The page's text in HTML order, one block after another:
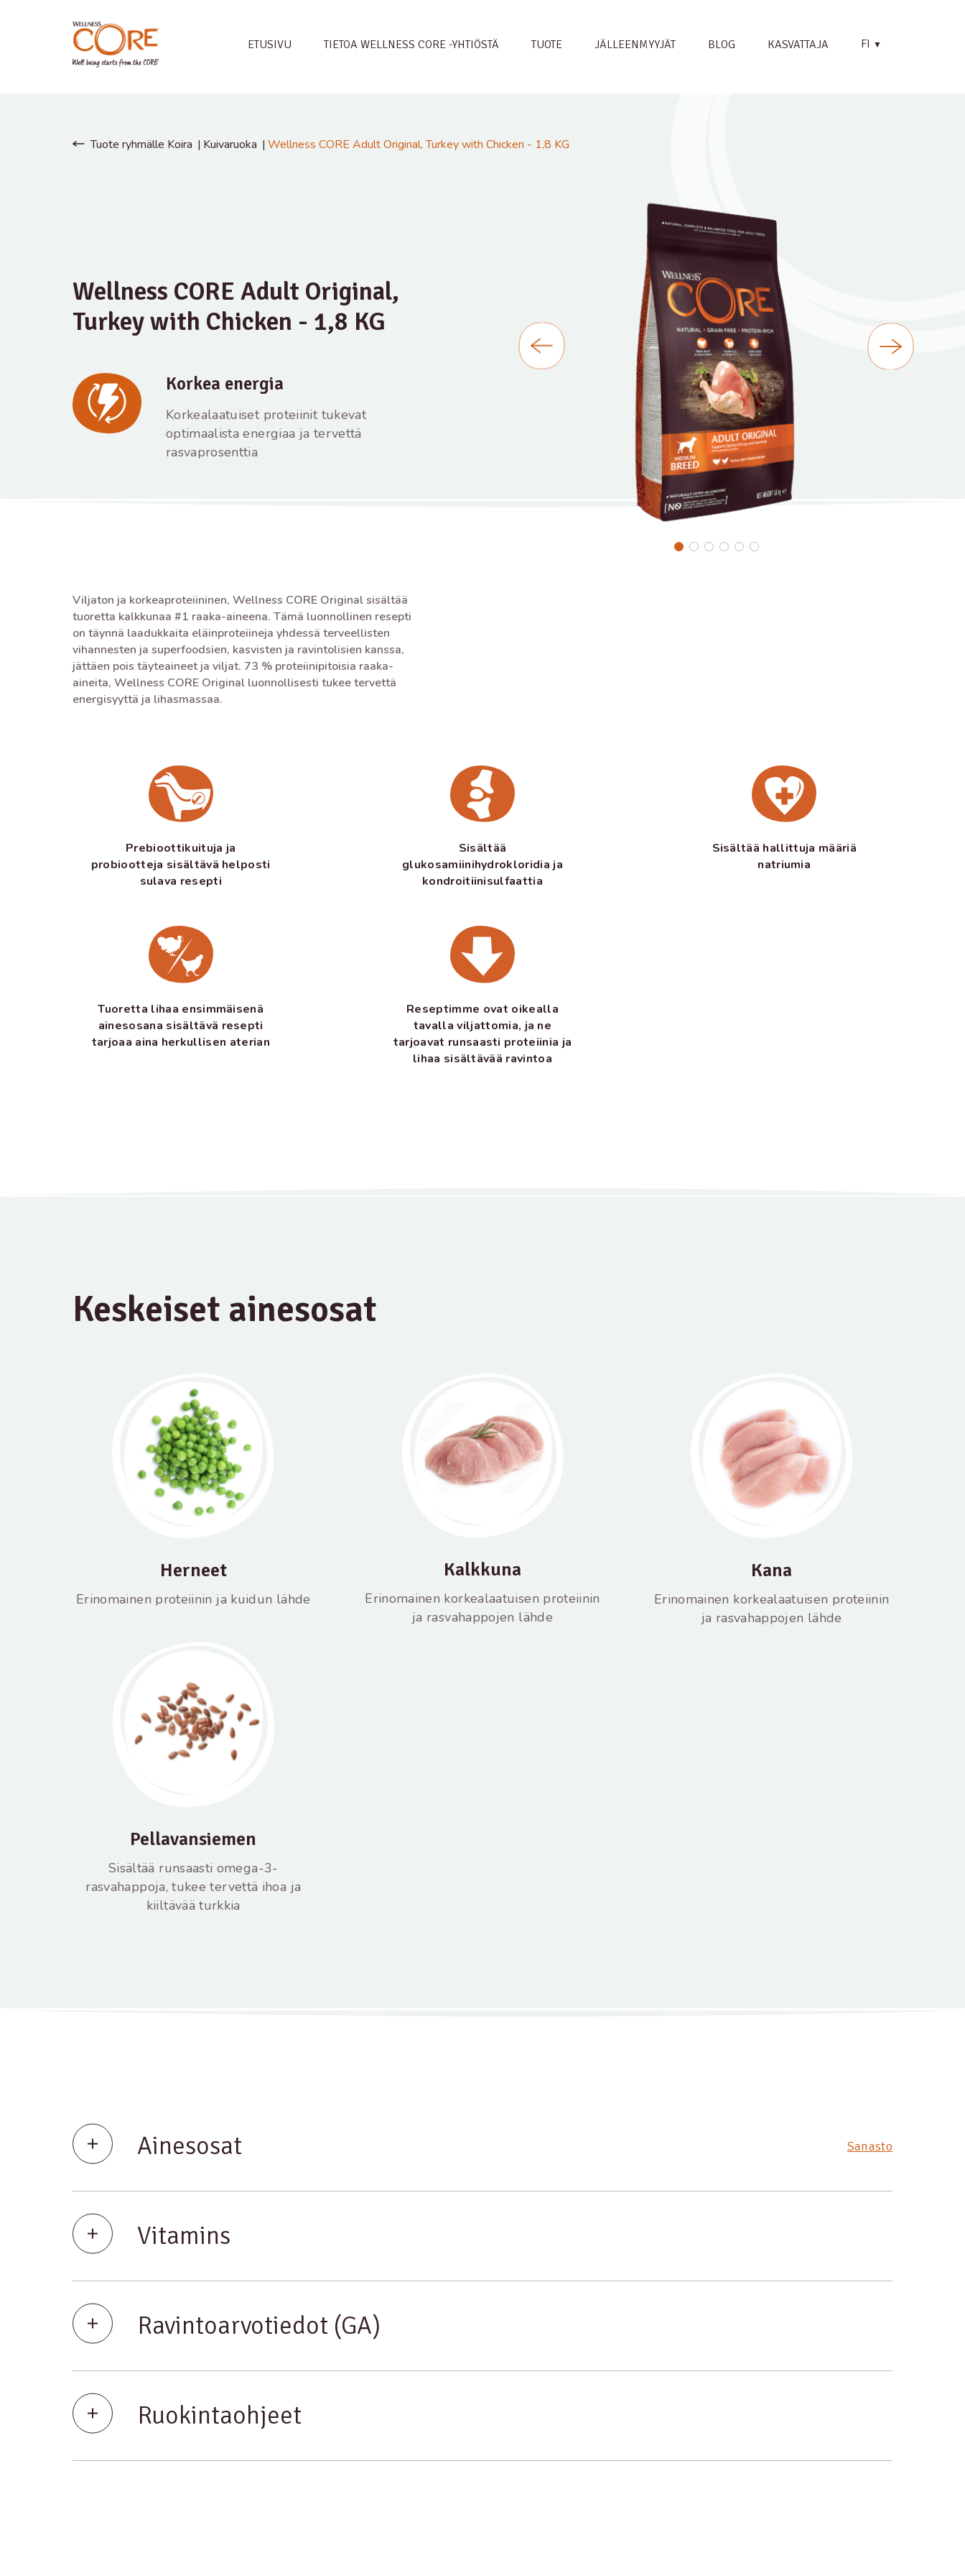
ETUSIVU TIETOA WELLNESS CORE -YHTIÖSTÄ TUOTE JÄLLEENMYYJÄT BLOG KASVATTAJA FI ▼
Tuote ryhmälle Koira Kuivaruoka Wellness CORE Adult Original, Turkey with Chicken - 1,8 KG
Wellness CORE Adult Original,
Turkey with Chicken - 1,8 KG
Korkea energia
Korkealaatuiset proteiinit tukevat
optimaalista energiaa ja tervettä
rasvaprosenttia
Viljaton ja korkeaproteiininen, Wellness CORE Original sisältää
tuoretta kalkkunaa #1 raaka-aineena. Tämä luonnollinen resepti
on täynnä laadukkaita eläinproteiineja yhdessä terveellisten
vihannesten ja superfoodsien, kasvisten ja ravintolisien kanssa,
jättäen pois täyteaineet ja viljat. 73 % proteiinipitoisia raaka-
aineita, Wellness CORE Original luonnollisesti tukee tervettä
energisyyttä ja lihasmassaa.
Prebioottikuituja ja
probiootteja sisältävä helposti
sulava resepti
Sisältää
glukosamiinihydrokloridia ja
kondroitiinisulfaattia
Sisältää hallittuja määriä
natriumia
Tuoretta lihaa ensimmäisenä
ainesosana sisältävä resepti
tarjoaa aina herkullisen aterian
Reseptimme ovat oikealla
tavalla viljattomia, ja ne
tarjoavat runsaasti proteiinia ja
lihaa sisältävää ravintoa
Keskeiset ainesosat
Herneet
Erinomainen proteiinin ja kuidun lähde
Kalkkuna
Erinomainen korkealaatuisen proteiinin
ja rasvahappojen lähde
Kana
Erinomainen korkealaatuisen proteiinin
ja rasvahappojen lähde
Pellavansiemen
Sisältää runsaasti omega-3-
rasvahappoja, tukee tervettä ihoa ja
kiiltävää turkkia
Ainesosat Sanasto
Vitamins
Ravintoarvotiedot (GA)
Ruokintaohjeet